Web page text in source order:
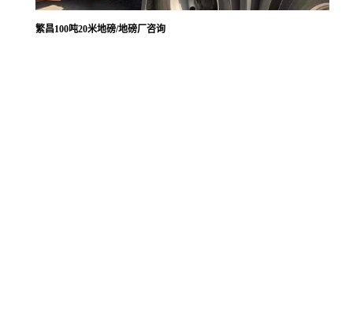
繁昌100吨20米地磅/地磅厂咨询